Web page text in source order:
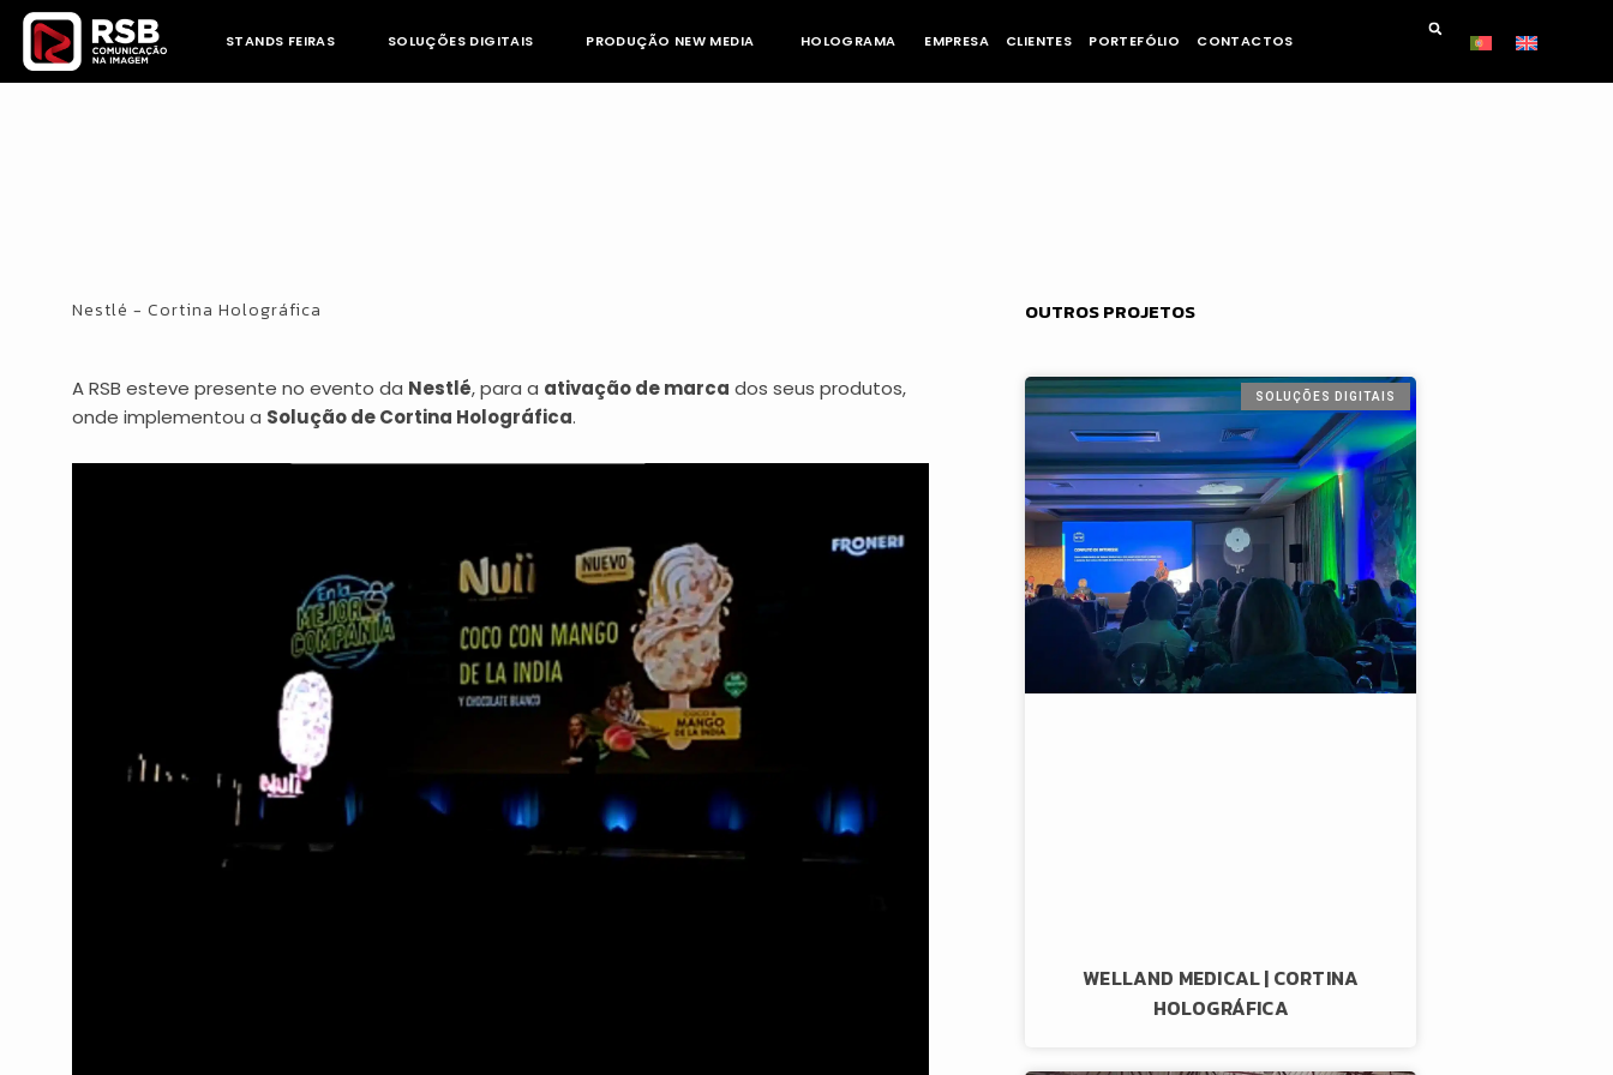
Skip
content
STANDS FEIRAS SOLUÇÕES DIGITAIS PRODUÇÃO NEW MEDIA HOLOGRAMA EMPRESA CLIENTES PORTEFÓLIO CONTACTOS
Nestlé - Cortina Holográfica
A RSB esteve presente no evento da Nestlé, para a ativação de marca dos seus produtos,
onde implementou a Solução de Cortina Holográfica.
OUTROS PROJETOS
SOLUÇÕES DIGITAIS
WELLAND MEDICAL | CORTINA
HOLOGRÁFICA